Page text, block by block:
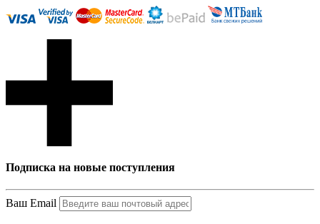
Подписка на новые поступления
Ваш Email